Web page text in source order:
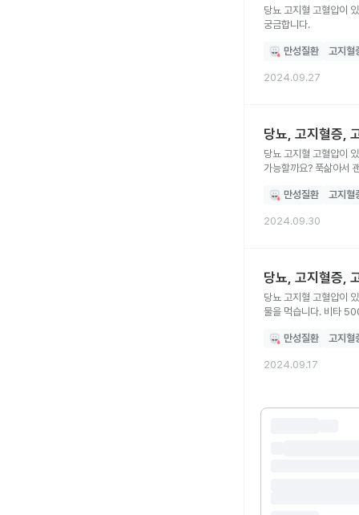
당뇨 고지혈 고혈압이
궁금합니다.
만성질환 고지혈
2024.09.27
당뇨, 고지혈증,
당뇨 고지혈 고혈압이
가능할까요? 푹삶아서
만성질환 고지혈
2024.09.30
당뇨, 고지혈증,
당뇨 고지혈 고혈압이
물을 먹습니다. 비타
만성질환 고지혈
2024.09.17